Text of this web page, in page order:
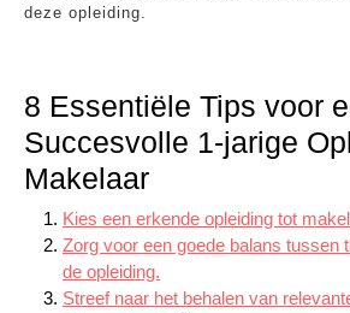
deze opleiding.
8 Essentiële Tips voor
Succesvolle 1-jarige
Makelaar
Kies een erkende opleiding tot
Zorg voor een goede balans tussen
de opleiding.
Streef naar het behalen van